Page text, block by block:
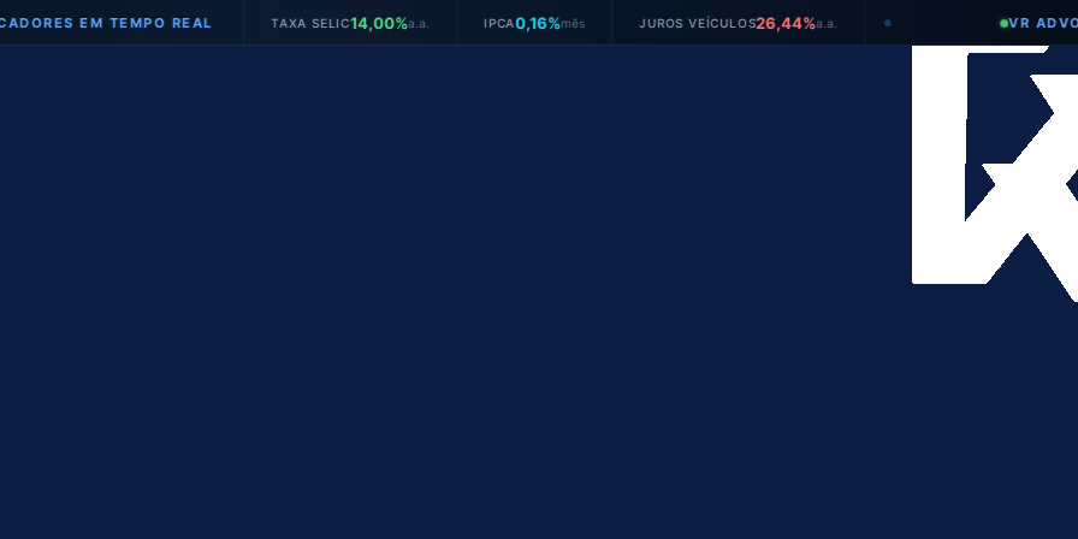
EM TEMPO REAL TAXA SELIC14,00%a.a. IPCA 0,16%mês JUROS VEÍCULOS26,44%a.a. ● VR ADVOGADOS